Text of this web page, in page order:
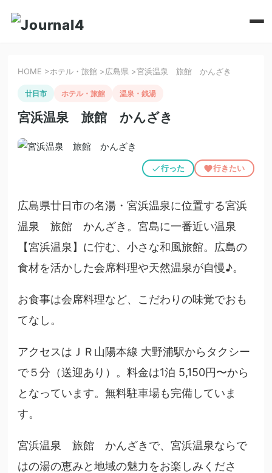
HOME >ホテル・旅館 >広島県 >宮浜温泉 旅館 かんざき
廿日市 ホテル・旅館 温泉・銭湯
宮浜温泉 旅館 かんざき
行った 行きたい
広島県廿日市の名湯・宮浜温泉に位置する宮浜
温泉 旅館 かんざき。宮島に一番近い温泉
【宮浜温泉】に佇む、小さな和風旅館。広島の
食材を活かした会席料理や天然温泉が自慢♪。
お食事は会席料理など、こだわりの味覚でおも
てなし。
アクセスはＪＲ山陽本線 大野浦駅からタクシー
で５分（送迎あり）。料金は1泊 5,150円〜から
となっています。無料駐車場も完備していま
す。
宮浜温泉 旅館 かんざきで、宮浜温泉ならで
はの湯の恵みと地域の魅力をお楽しみくださ